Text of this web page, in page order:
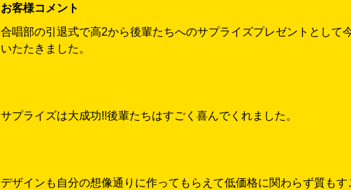
お客様コメント
合唱部の引退式で高2から後輩たちへのサプライズプレゼントとして
いたたきました。
サプライズは大成功!!後輩たちはすごく喜んでくれました。
デザインも自分の想像通りに作ってもらえて低価格に関わらず質もす